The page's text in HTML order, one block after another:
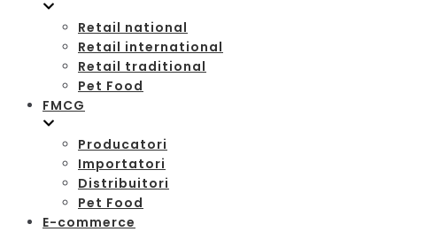
Retail national
Retail international
Retail traditional
Pet Food
FMCG
Producatori
Importatori
Distribuitori
Pet Food
E-commerce